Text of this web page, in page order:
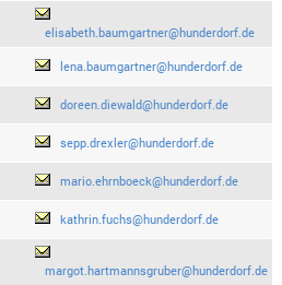
elisabeth.baumgartner@hunderdorf.de
lena.baumgartner@hunderdorf.de
doreen.diewald@hunderdorf.de
sepp.drexler@hunderdorf.de
mario.ehrnboeck@hunderdorf.de
kathrin.fuchs@hunderdorf.de
margot.hartmannsgruber@hunderdorf.de